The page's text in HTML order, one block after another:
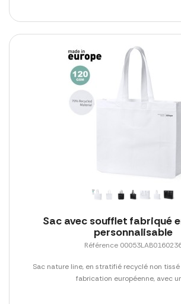
Sac avec soufflet fabriqué
personnalisable
Référence
Sac nature line, en stratifié recyclé non
fabrication européenne, avec